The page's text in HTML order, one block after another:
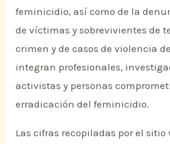
feminicidio, así como de la
de víctimas y sobrevivientes de
crimen y de casos de violencia
integran profesionales,
activistas y personas
erradicación del feminicidio.
Las cifras recopiladas por el sitio